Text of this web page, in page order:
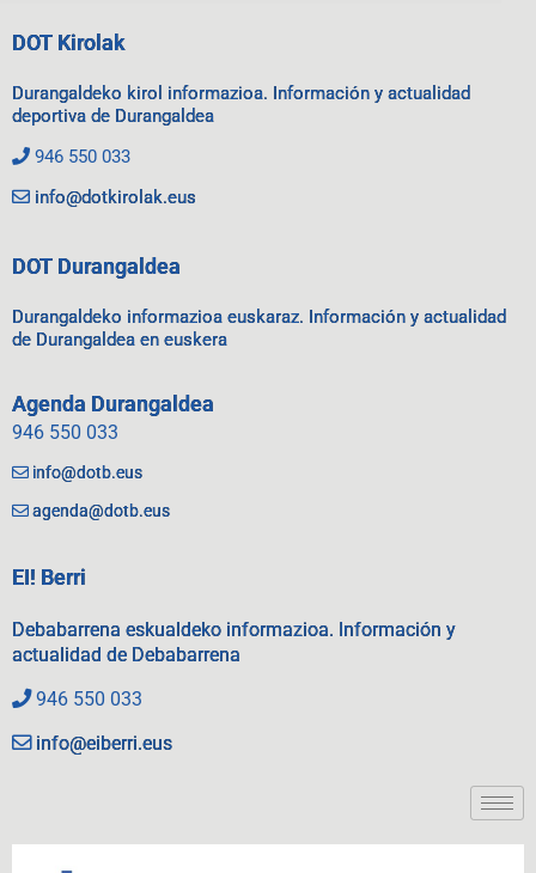
DOT Kirolak
Durangaldeko kirol informazioa. Información y actualidad
deportiva de Durangaldea
946 550 033
info@dotkirolak.eus
DOT Durangaldea
Durangaldeko informazioa euskaraz. Información y actualidad
de Durangaldea en euskera
Agenda Durangaldea
946 550 033
info@dotb.eus
agenda@dotb.eus
EI! Berri
Debabarrena eskualdeko informazioa. Información y
actualidad de Debabarrena
946 550 033
info@eiberri.eus